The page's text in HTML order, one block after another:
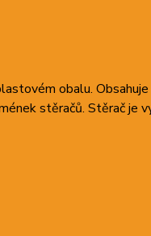
obalu.
stěračů. Stěrač